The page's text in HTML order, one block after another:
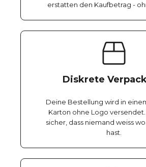
erstatten den Kaufbetrag -
Diskrete
Deine Bestellung wird in
Karton ohne Logo
sicher, dass niemand weiss
hast.